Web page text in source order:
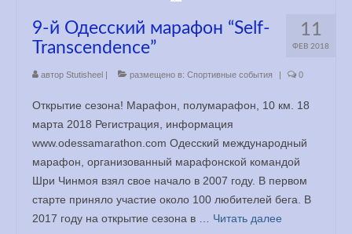
11
ФЕВ 2018
9-й Одесский марафон “Self-
Transcendence”
автор Stutisheel | размещено в: Спортивные события | 0
Открытие сезона! Марафон, полумарафон, 10 км. 18
марта 2018 Регистрация, информация
www.odessamarathon.com Одесский международный
марафон, организованный марафонской командой
Шри Чинмоя взял свое начало в 2007 году. В первом
старте приняло участие около 100 любителей бега. В
2017 году на открытие сезона в … Читать далее